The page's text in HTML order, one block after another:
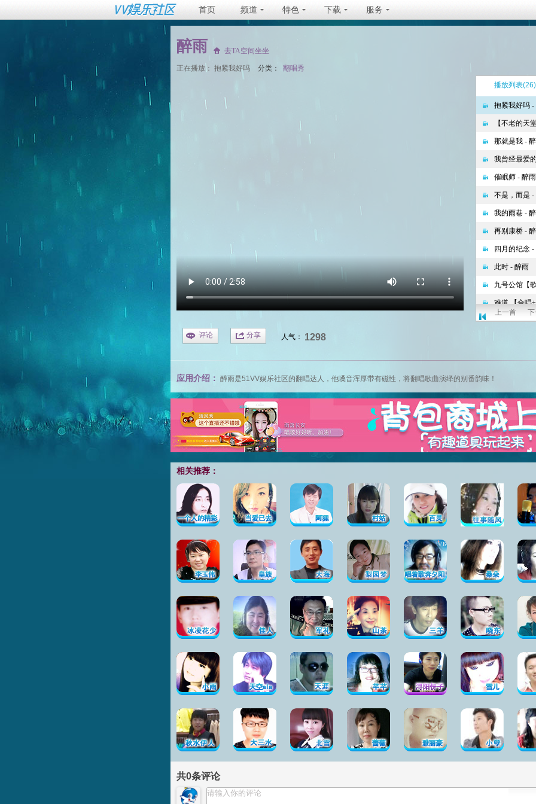
首页 频道 特色 下载 服务
醉雨 去TA空间坐坐
正在播放： 抱紧我好吗 分类：
翻唱秀
播放列表(26)
上一首
评论 分享 人气： 1298
应用介绍： 醉雨是51VV娱乐社区的翻唱达人，他嗓音浑厚带有磁性，将翻唱歌曲演绎的别番韵味！
相关推荐：
共0条评论